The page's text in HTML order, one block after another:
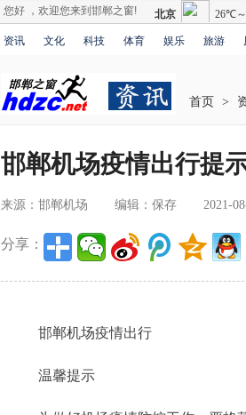
您好 ，欢迎您来到邯郸之窗!
资讯 文化 科技 体育 娱乐 旅游
首页 >
邯郸机场疫情出行提
来源：邯郸机场 编辑：保存 2021-
分享：
邯郸机场疫情出行
温馨提示